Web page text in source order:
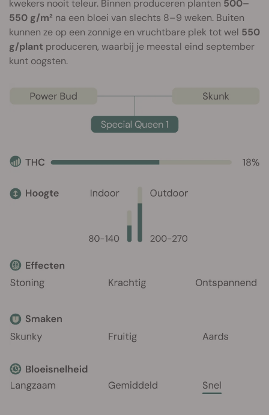
kwekers nooit teleur. Binnen produceren planten 500–
550 g/m² na een bloei van slechts 8–9 weken. Buiten
kunnen ze op een zonnige en vruchtbare plek tot wel 550
g/plant produceren, waarbij je meestal eind september
kunt oogsten.